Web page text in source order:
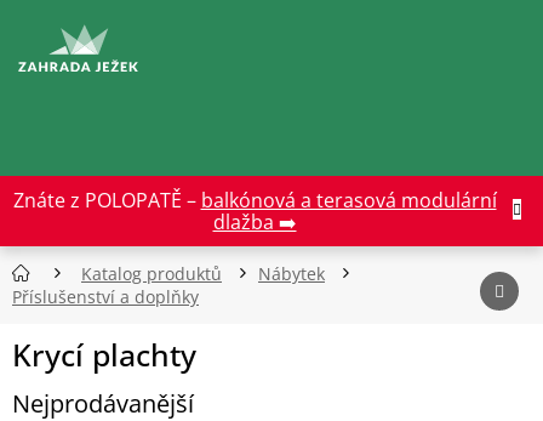
obsah
Znáte z POLOPATĚ – balkónová a terasová modulární
dlažba ➡️
Katalog produktů
Nábytek
Příslušenství a doplňky
Krycí plachty
Nejprodávanější